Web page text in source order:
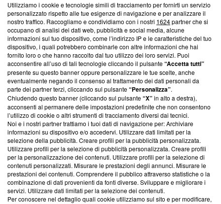
Questa sezione offre informazioni trasparenti su Blasting
News, sui nostri processi editoriali e su come ci impegniamo a
creare news di qualità. Inoltre, afferma la nostra aderenza a
‘Trust Project - News with Integrity’Blasting News non è
ancora membro del programma, ma ha richiesto di farne
parte; Trust Project non ha ancora effettuato una verifica di
conformità agli standard.
Su di noi
Team editoriale
Corporate
Redazione
Informativa Privacy
Cookie Policy
Blasting SA, IDI CHE-247.845.224, Via Carlo Frasca, 3 - 6900
Utilizziamo i cookie e tecnologie simili di tracciamento per fornirti un servizio
personalizzato rispetto alle tue esigenze di navigazione e per analizzare il
nostro traffico. Raccogliamo e condividiamo con i nostri 1624partner che si
occupano di analisi dei dati web, pubblicità e social media, alcune
informazioni sul tuo dispositivo, come l’indirizzo IP e le caratteristiche del tuo
dispositivo, i quali potrebbero combinarle con altre informazioni che hai
fornito loro o che hanno raccolto dal tuo utilizzo dei loro servizi. Puoi
acconsentire all’uso di tali tecnologie cliccando il pulsante“Accetta tutti”
presente su questo banner oppure personalizzare le tue scelte, anche
eventualmente negando il consenso al trattamento dei dati personali da
parte dei partner terzi, cliccando sul pulsante“Personalizza”.
Chiudendo questo banner (cliccando sul pulsante“X”in alto a destra),
acconsenti al permanere delle impostazioni predefinite che non consentono
l’utilizzo di cookie o altri strumenti di tracciamento diversi dai tecnici.
Noi e i nostri partner trattiamo i tuoi dati di navigazione per: Archiviare
informazioni su dispositivo e/o accedervi. Utilizzare dati limitati per la
selezione della pubblicità. Creare profili per la pubblicità personalizzata.
Utilizzare profili per la selezione di pubblicità personalizzata. Creare profili
per la personalizzazione dei contenuti. Utilizzare profili per la selezione di
contenuti personalizzati. Misurare le prestazioni degli annunci. Misurare le
prestazioni dei contenuti. Comprendere il pubblico attraverso statistiche o la
combinazione di dati provenienti da fonti diverse. Sviluppare e migliorare i
servizi. Utilizzare dati limitati per la selezione dei contenuti.
Per conoscere nel dettaglio quali cookie utilizziamo sul sito e per modificare,